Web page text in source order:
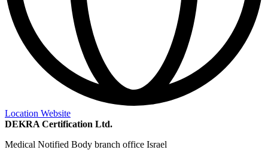
Location Website
DEKRA Certification Ltd.
Medical Notified Body branch office Israel